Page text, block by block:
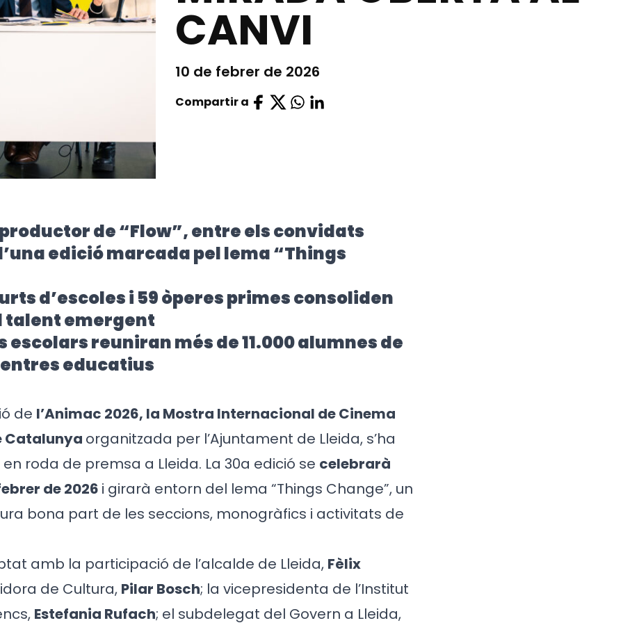
CANVI
10 de febrer de 2026
Compartir a
de “Flow”, entre els convidats
edició marcada pel lema “Things
d’escoles i 59 òperes primes consoliden
talent emergent
escolars reuniran més de 11.000 alumnes de
educatius
de l’Animac 2026, la Mostra Internacional de Cinema
Catalunya organitzada per l’Ajuntament de Lleida, s’ha
roda de premsa a Lleida. La 30a edició se celebrarà
de 2026 i girarà entorn del lema “Things Change”, un
bona part de les seccions, monogràfics i activitats de
amb la participació de l’alcalde de Lleida, Fèlix
de Cultura, Pilar Bosch; la vicepresidenta de l’Institut
Estefania Rufach; el subdelegat del Govern a Lleida,